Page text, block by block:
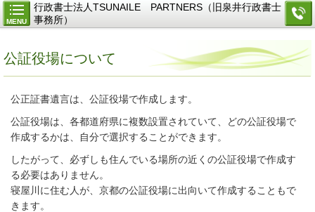
MENU
行政書士法人TSUNAILE PARTNERS（旧泉井行政書士
事務所）
公証役場について
公正証書遺言は、公証役場で作成します。
公証役場は、各都道府県に複数設置されていて、どの公証役場で
作成するかは、自分で選択することができます。
したがって、必ずしも住んでいる場所の近くの公証役場で作成す
る必要はありません。
寝屋川に住む人が、京都の公証役場に出向いて作成することもで
きます。